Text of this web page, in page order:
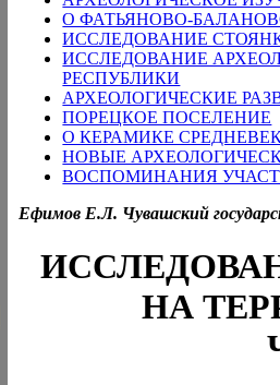
О ФАТЬЯНОВО-
ИССЛЕДОВАНИЕ
ИССЛЕДОВАНИЕ
РЕСПУБЛИКИ
АРХЕОЛОГИЧЕСКИЕ
ПОРЕЦКОЕ ПОСЕЛЕНИЕ
О КЕРАМИКЕ
НОВЫЕ
ВОСПОМИНАНИЯ
Ефимов E.Л. Чувашский
НА